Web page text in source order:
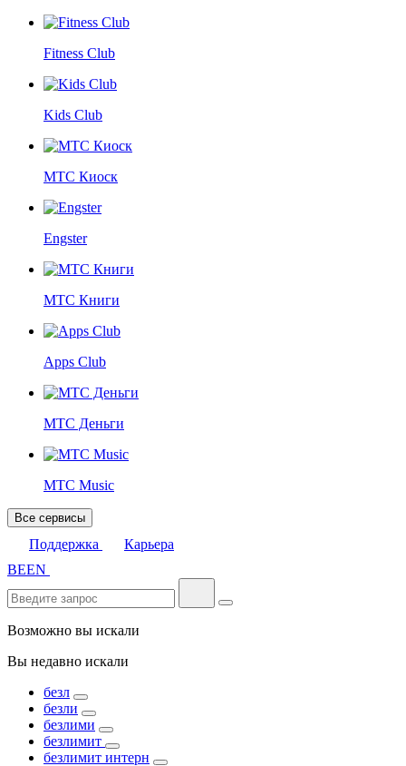
Fitness Club
Kids Club
МТС Киоск
Engster
МТС Книги
Apps Club
МТС Деньги
МТС Music
Все сервисы
Поддержка
Карьера
BEEN
Возможно вы искали
Вы недавно искали
безл
безли
безлими
безлимит
безлимит интерн